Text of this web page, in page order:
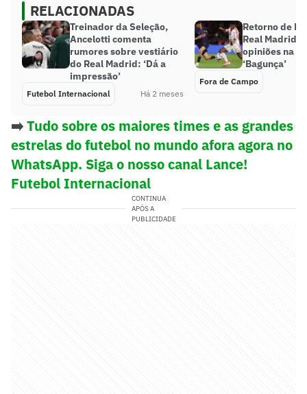
RELACIONADAS
Treinador da Seleção,
Ancelotti comenta
rumores sobre vestiário
do Real Madrid: ‘Dá a
impressão’
Futebol Internacional Há 2 meses
Retorno de
Real Madrid
opiniões na
‘Bagunça’
Fora de Campo
➡️Tudo sobre os maiores times e as grandes
estrelas do futebol no mundo afora agora no
WhatsApp. Siga o nosso canal Lance!
Futebol Internacional
CONTINUA
APÓS A
PUBLICIDADE